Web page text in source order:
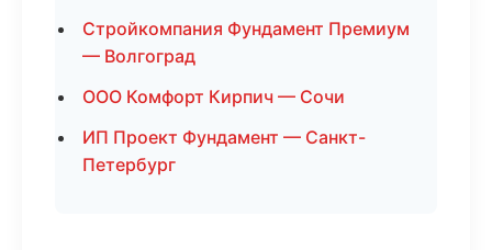
Стройкомпания Фундамент Премиум
— Волгоград
ООО Комфорт Кирпич — Сочи
ИП Проект Фундамент — Санкт-
Петербург